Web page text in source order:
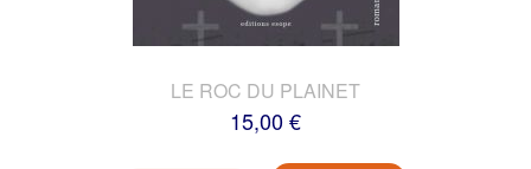
LE ROC DU PLAINET
15,00 €